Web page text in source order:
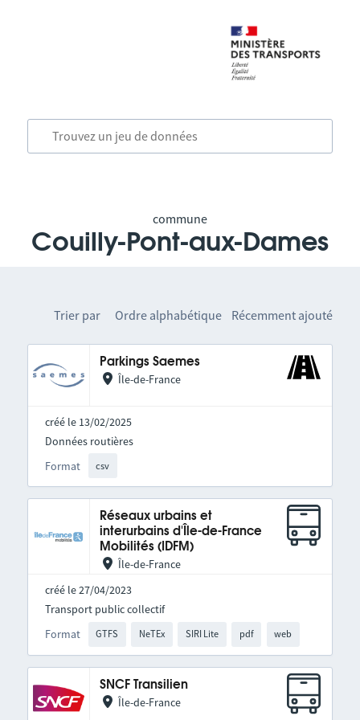
commune
Couilly-Pont-aux-Dames
Trier par Ordre alphabétique Récemment ajouté
Parkings Saemes
Île-de-France
créé le 13/02/2025
Format csv
Données routières
Réseaux urbains et
interurbains d'Île-de-France
Mobilités (IDFM)
Île-de-France
créé le 27/04/2023
Format GTFS NeTEx SIRI Lite pdf web
Transport public collectif
SNCF Transilien
Île-de-France